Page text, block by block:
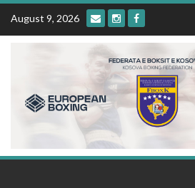
Skip
content
August 9, 2026